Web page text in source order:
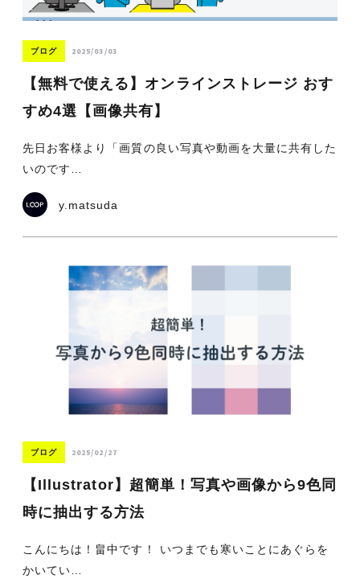
ブログ 2025/03/03
【無料で使える】オンラインストレージ おす
すめ4選【画像共有】
先日お客様より「画質の良い写真や動画を大量に共有した
いのです…
y.matsuda
ブログ 2025/02/27
【Illustrator】超簡単！写真や画像から9色同
時に抽出する方法
こんにちは！畠中です！ いつまでも寒いことにあぐらを
かいてい…